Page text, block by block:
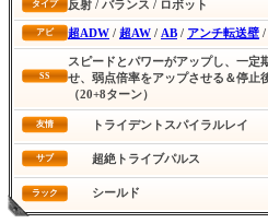
タイプ 反射 / バランス / ロボット
アビ 超ADW / 超AW / AB / アンチ転送壁 /
SS
スピードとパワーがアップし、一定
せ、弱点倍率をアップさせる＆停止
（20+8ターン）
友情 トライデントスパイラルレイ
サブ 超絶トライブパルス
ラック シールド